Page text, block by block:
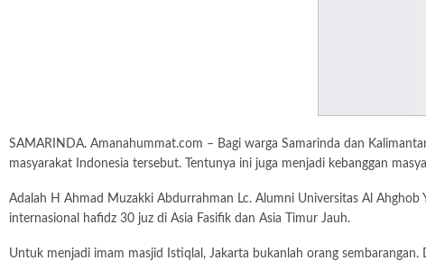
SAMARINDA. Amanahummat.com – Bagi warga Samarinda dan
masyarakat Indonesia tersebut. Tentunya ini juga menjadi kebanggan
Adalah H Ahmad Muzakki Abdurrahman Lc. Alumni Universitas Al
internasional hafidz 30 juz di Asia Fasifik dan Asia Timur Jauh.
Untuk menjadi imam masjid Istiqlal, Jakarta bukanlah orang